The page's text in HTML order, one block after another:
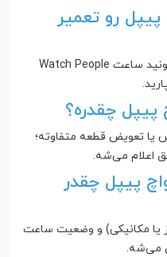
رو تعمیر
برای تعمیر تخصصی و مطمئن، می‌تونید ساعت Watch People
چقدره؟
یا تعویض قطعه متفاوته؛
اعلام می‌شه.
پیپل چقدر
یا مکانیکی) و وضعیت ساعت
می‌شه.